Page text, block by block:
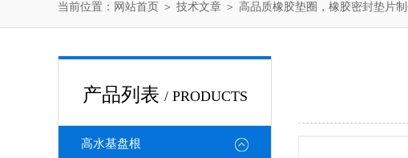
当前位置： 网站首页 ＞ 技术文章 ＞ 高品质橡胶垫圈，橡胶密封垫片
产品列表 / PRODUCTS
高水基盘根